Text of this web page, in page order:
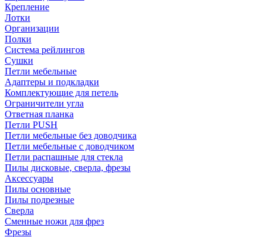
Крепление
Лотки
Организации
Полки
Система рейлингов
Сушки
Петли мебельные
Адаптеры и подкладки
Комплектующие для петель
Ограничители угла
Ответная планка
Петли PUSH
Петли мебельные без доводчика
Петли мебельные с доводчиком
Петли распашные для стекла
Пилы дисковые, сверла, фрезы
Аксессуары
Пилы основные
Пилы подрезные
Сверла
Сменные ножи для фрез
Фрезы